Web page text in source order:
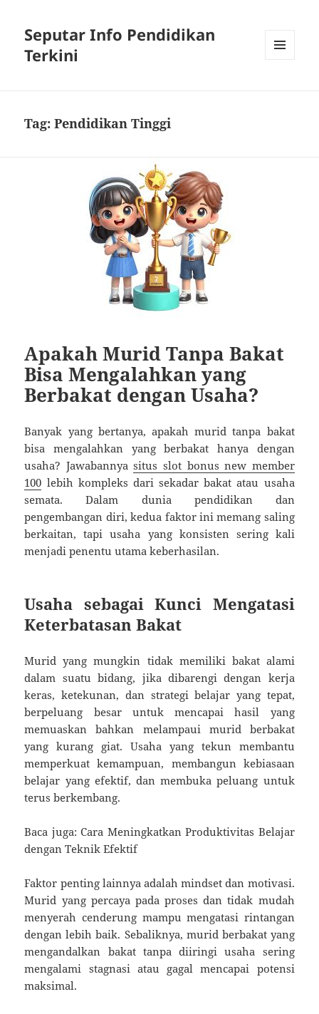
Seputar Info Pendidikan
Terkini
Tag:Pendidikan Tinggi
Apakah Murid Tanpa Bakat
Bisa Mengalahkan yang
Berbakat dengan Usaha?
Banyak yang bertanya, apakah murid tanpa bakat
bisa mengalahkan yang berbakat hanya dengan
usaha? Jawabannyasitus slot bonus new member
100 lebih kompleks dari sekadar bakat atau usaha
semata. Dalam dunia pendidikan dan
pengembangan diri, kedua faktor ini memang saling
berkaitan, tapi usaha yang konsisten sering kali
menjadi penentu utama keberhasilan.
Usaha sebagai Kunci Mengatasi
Keterbatasan Bakat
Murid yang mungkin tidak memiliki bakat alami
dalam suatu bidang, jika dibarengi dengan kerja
keras, ketekunan, dan strategi belajar yang tepat,
berpeluang besar untuk mencapai hasil yang
memuaskan bahkan melampaui murid berbakat
yang kurang giat. Usaha yang tekun membantu
memperkuat kemampuan, membangun kebiasaan
belajar yang efektif, dan membuka peluang untuk
terus berkembang.
Baca juga: Cara Meningkatkan Produktivitas Belajar
dengan Teknik Efektif
Faktor penting lainnya adalah mindset dan motivasi.
Murid yang percaya pada proses dan tidak mudah
menyerah cenderung mampu mengatasi rintangan
dengan lebih baik. Sebaliknya, murid berbakat yang
mengandalkan bakat tanpa diiringi usaha sering
mengalami stagnasi atau gagal mencapai potensi
maksimal.